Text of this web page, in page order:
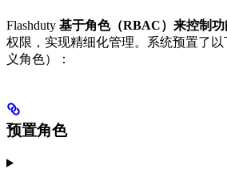
Flashduty 基于角色（RBAC）来控制功
权限，实现精细化管理。系统预置了
义角色）：
预置角色